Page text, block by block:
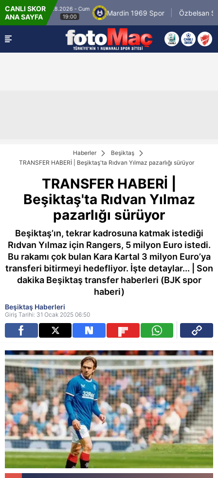
CANLI SKOR
ANA SAYFA
8.8.2026 - Cum
19:00
Mardin 1969 Spor Özbelsan
Haberler
Beşiktaş
TRANSFER HABERİ | Beşiktaş'ta Rıdvan Yılmaz pazarlığı sürüyor
TRANSFER HABERİ |
Beşiktaş'ta Rıdvan Yılmaz
pazarlığı sürüyor
Beşiktaş’ın, tekrar kadrosuna katmak istediği
Rıdvan Yılmaz için Rangers, 5 milyon Euro istedi.
Bu rakamı çok bulan Kara Kartal 3 milyon Euro’ya
transferi bitirmeyi hedefliyor. İşte detaylar... | Son
dakika Beşiktaş transfer haberleri (BJK spor
haberi)
Beşiktaş Haberleri
Giriş Tarihi: 31 Ocak 2025 06:50